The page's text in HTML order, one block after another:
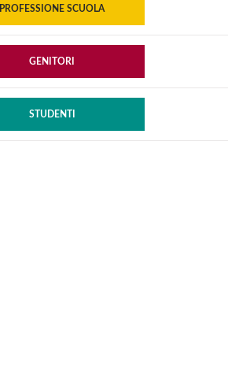
PROFESSIONE SCUOLA
GENITORI
STUDENTI